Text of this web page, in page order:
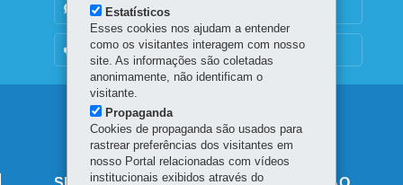
DENUNCIE CORRUPÇÃO
OUVIDORIA
Navegação
principal
Estatísticos
Esses cookies nos ajudam a entender
como os visitantes interagem com nosso
site. As informações são coletadas
anonimamente, não identificam o
visitante.
Propaganda
Cookies de propaganda são usados para
rastrear preferências dos visitantes em
nosso Portal relacionadas com vídeos
institucionais exibidos através do